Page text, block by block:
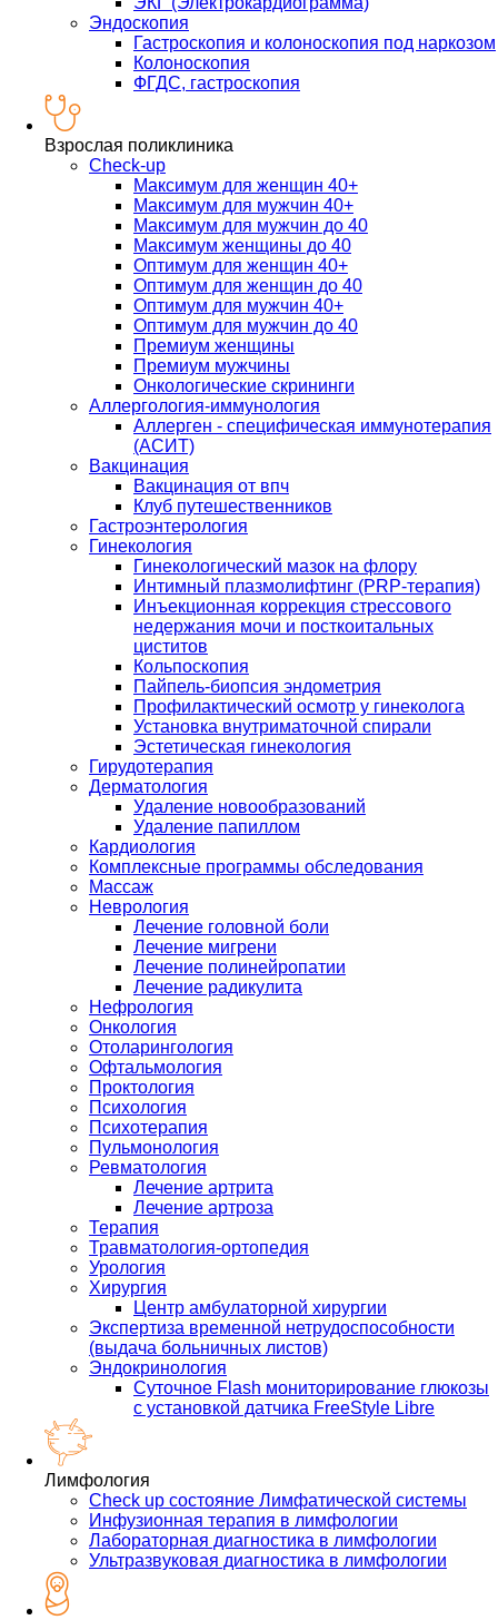
Эндоскопия
Гастроскопия и колоноскопия под наркозом
Колоноскопия
ФГДС, гастроскопия
Взрослая поликлиника
Check-up
Максимум для женщин 40+
Максимум для мужчин 40+
Максимум для мужчин до 40
Максимум женщины до 40
Оптимум для женщин 40+
Оптимум для женщин до 40
Оптимум для мужчин 40+
Оптимум для мужчин до 40
Премиум женщины
Премиум мужчины
Онкологические скрининги
Аллергология-иммунология
Аллерген - специфическая иммунотерапия
(АСИТ)
Вакцинация
Вакцинация от впч
Клуб путешественников
Гастроэнтерология
Гинекология
Гинекологический мазок на флору
Интимный плазмолифтинг (PRP-терапия)
Инъекционная коррекция стрессового
недержания мочи и посткоитальных
циститов
Кольпоскопия
Пайпель-биопсия эндометрия
Профилактический осмотр у гинеколога
Установка внутриматочной спирали
Эстетическая гинекология
Гирудотерапия
Дерматология
Удаление новообразований
Удаление папиллом
Кардиология
Комплексные программы обследования
Массаж
Неврология
Лечение головной боли
Лечение мигрени
Лечение полинейропатии
Лечение радикулита
Нефрология
Онкология
Отоларингология
Офтальмология
Проктология
Психология
Психотерапия
Пульмонология
Ревматология
Лечение артрита
Лечение артроза
Терапия
Травматология-ортопедия
Урология
Хирургия
Центр амбулаторной хирургии
Экспертиза временной нетрудоспособности
(выдача больничных листов)
Эндокринология
Суточное Flash мониторирование глюкозы
с установкой датчика FreeStyle Libre
Лимфология
Check up состояние Лимфатической системы
Инфузионная терапия в лимфологии
Лабораторная диагностика в лимфологии
Ультразвуковая диагностика в лимфологии